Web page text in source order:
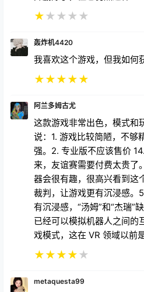
★★ ★ ★ ★
轰炸机4420
我喜欢这个游戏，但我如何
★★★★★
阿兰多姆古尤
这款游戏非常出色，模式和
说：1. 游戏比较简陋，不够
强。2. 专业版不应该售价
来，友谊赛需要付费太贵了
器会很有趣，很高兴看到这
裁判，让游戏更有沉浸感。
有沉浸感，“汤姆”和“杰瑞”
已经可以模拟机器人之间的
戏模式，这在 VR 领域以前
★★★★★
metaquesta99